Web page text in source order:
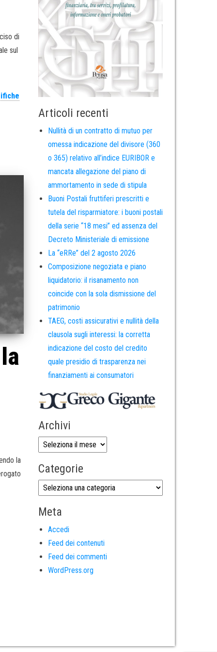
di
sul
la
Articoli recenti
Nullità di un contratto di mutuo per
omessa indicazione del divisore (360
o 365) relativo all’indice EURIBOR e
mancata allegazione del piano di
ammortamento in sede di stipula
Buoni Postali fruttiferi prescritti e
tutela del risparmiatore: i buoni postali
della serie “18 mesi” ed assenza del
Decreto Ministeriale di emissione
La “eRRe” del 2 agosto 2026
Composizione negoziata e piano
liquidatorio: il risanamento non
coincide con la sola dismissione del
patrimonio
TAEG, costi assicurativi e nullità della
clausola sugli interessi: la corretta
indicazione del costo del credito
quale presidio di trasparenza nei
finanziamenti ai consumatori
Archivi
Categorie
Meta
Accedi
Feed dei contenuti
Feed dei commenti
WordPress.org